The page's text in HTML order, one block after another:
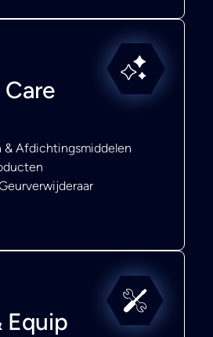
& Afdichtingsmiddelen
Equip